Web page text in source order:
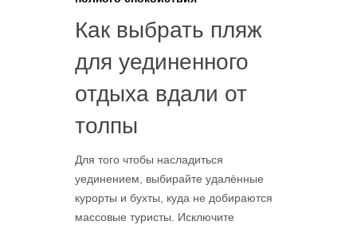
Как выбрать пляж
для уединенного
отдыха вдали от
толпы
Для того чтобы насладиться
уединением, выбирайте удалённые
курорты и бухты, куда не добираются
массовые туристы. Исключите